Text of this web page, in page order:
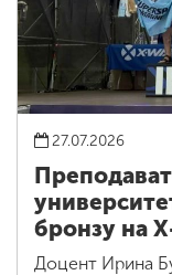
27.07.2026
бронзу на
Доцент Ирина